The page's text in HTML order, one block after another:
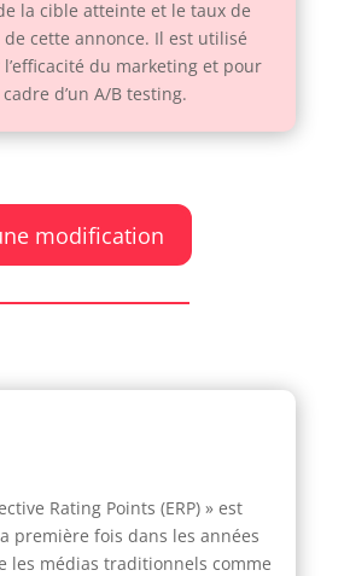
la cible atteinte et le taux de
cette annonce. Il est utilisé
du marketing et pour
d’un A/B testing.
modification
Rating Points (ERP) » est
première fois dans les années
les médias traditionnels comme